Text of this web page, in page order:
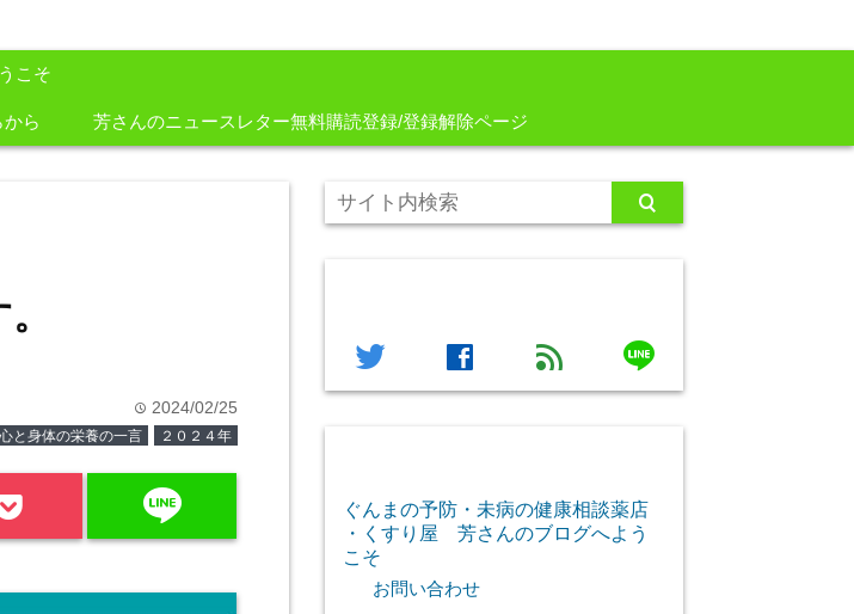
こそ
ら 芳さんのニュースレター無料購読登録/登録解除ページ
time 2024/02/25
と身体の栄養の一言 ２０２４年
line
twitter facebook feed line
ぐんまの予防・未病の健康相談薬店
・くすり屋 芳さんのブログへよう
こそ
お問い合わせ